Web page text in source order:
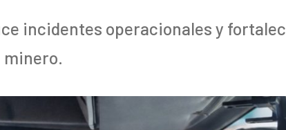
incidentes operacionales y
minero.